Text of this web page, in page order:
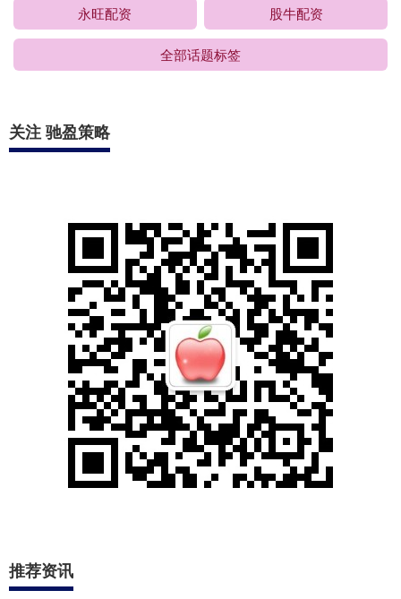
永旺配资 股牛配资
全部话题标签
关注 驰盈策略
推荐资讯